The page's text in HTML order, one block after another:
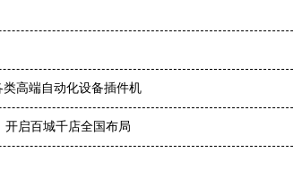
高端自动化设备插件机
启百城千店全国布局